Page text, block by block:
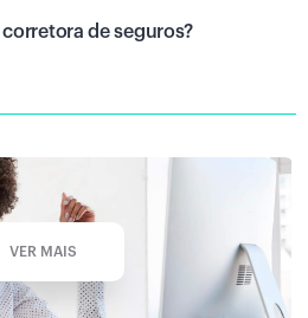
de seguros?
VER MAIS